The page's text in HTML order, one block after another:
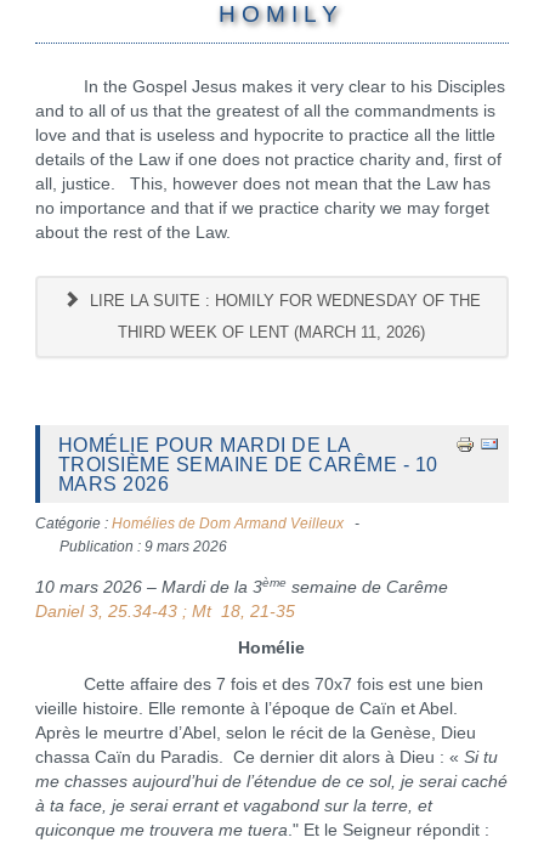
H O M I L Y
In the Gospel Jesus makes it very clear to his Disciples
and to all of us that the greatest of all the commandments is
love and that is useless and hypocrite to practice all the little
details of the Law if one does not practice charity and, first of
all, justice. This, however does not mean that the Law has
no importance and that if we practice charity we may forget
about the rest of the Law.
LIRE LA SUITE : HOMILY FOR WEDNESDAY OF THE
THIRD WEEK OF LENT (MARCH 11, 2026)
HOMÉLIE POUR MARDI DE LA
TROISIÈME SEMAINE DE CARÊME - 10
MARS 2026
Catégorie : Homélies de Dom Armand Veilleux
Publication : 9 mars 2026
10 mars 2026 – Mardi de la 3ème semaine de Carême
Daniel 3, 25.34-43 ; Mt 18, 21-35
Homélie
Cette affaire des 7 fois et des 70x7 fois est une bien
vieille histoire. Elle remonte à l’époque de Caïn et Abel.
Après le meurtre d’Abel, selon le récit de la Genèse, Dieu
chassa Caïn du Paradis. Ce dernier dit alors à Dieu : « Si tu
me chasses aujourd’hui de l’étendue de ce sol, je serai caché
à ta face, je serai errant et vagabond sur la terre, et
quiconque me trouvera me tuera." Et le Seigneur répondit :